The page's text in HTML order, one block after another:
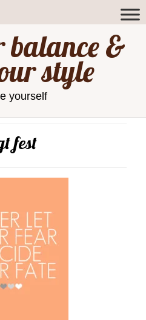
balance &
style
yourself
fest